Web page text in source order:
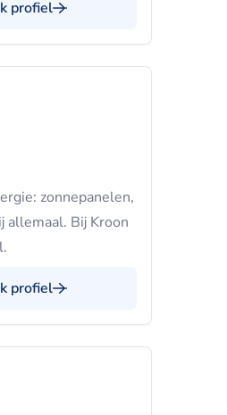
profiel
zonnepanelen,
Bij Kroon
profiel